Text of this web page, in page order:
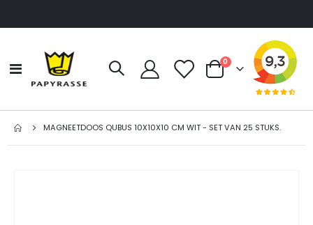
Toggle
Nav
Cart
0producten
MAGNEETDOOS QUBUS 10X10X10 CM WIT - SET VAN 25 STUKS.